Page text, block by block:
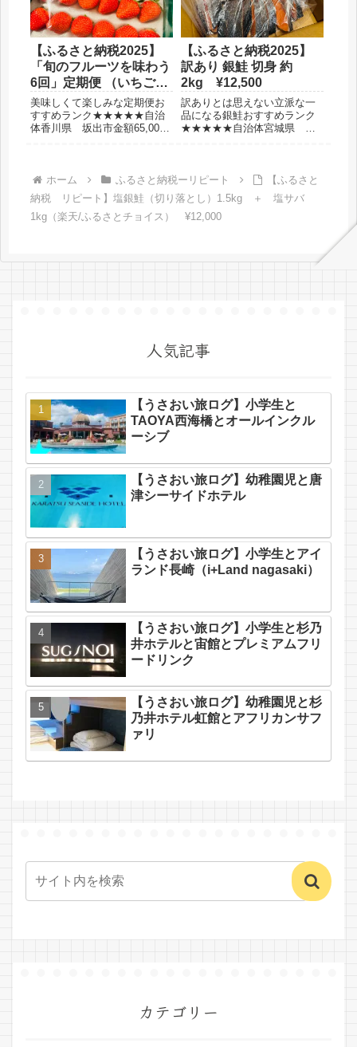
すを常備したいから◆レビ
ュ...
いただいた自治体より安
い！）...
【ふるさと納税2025】
「旬のフルーツを味わう
6回」定期便 （いちご、
甘夏、桃、シャインマス
カット、さぬきっこキウ
イ、早生みかん）
美味しくて楽しみな定期便お
すすめランク★★★★★自治
体香川県 坂出市金額65,000
たから定期便でフルーツが届
くと幸せだから◆レビュー以
前いただいていた東かがわ
市...
【ふるさと納税2025】
訳あり 銀鮭 切身 約
2kg ¥12,500
訳ありとは思えない立派な一
品になる銀鮭おすすめランク
★★★★★自治体宮城県 気
コスパがいいからランキング1
位だったから◆レビュー訳あ
りとは思えない立派な銀...
ホーム ふるさと納税ーリピート
【ふるさと
納税 リピート】塩銀鮭（切り落とし）1.5kg ＋ 塩サバ
1kg（楽天/ふるさとチョイス） ¥12,000
人気記事
【うさおい旅ログ】小学生と
TAOYA西海橋とオールインクル
ーシブ
【うさおい旅ログ】幼稚園児と唐
津シーサイドホテル
【うさおい旅ログ】小学生とアイ
ランド長崎（i+Land nagasaki）
【うさおい旅ログ】小学生と杉乃
井ホテルと宙館とプレミアムフリ
ードリンク
【うさおい旅ログ】幼稚園児と杉
乃井ホテル虹館とアフリカンサフ
ァリ
カテゴリー